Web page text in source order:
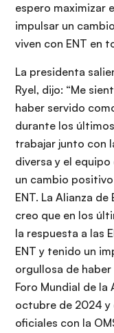
espero maximizar
impulsar un
viven con ENT en
La presidenta
Ryel, dijo: “Me
haber servido
durante los
trabajar junto con
diversa y el
un cambio
ENT. La Alianza
creo que en los
la respuesta a las
ENT y tenido un
orgullosa de
Foro Mundial de la
octubre de 2024 y
oficiales con la